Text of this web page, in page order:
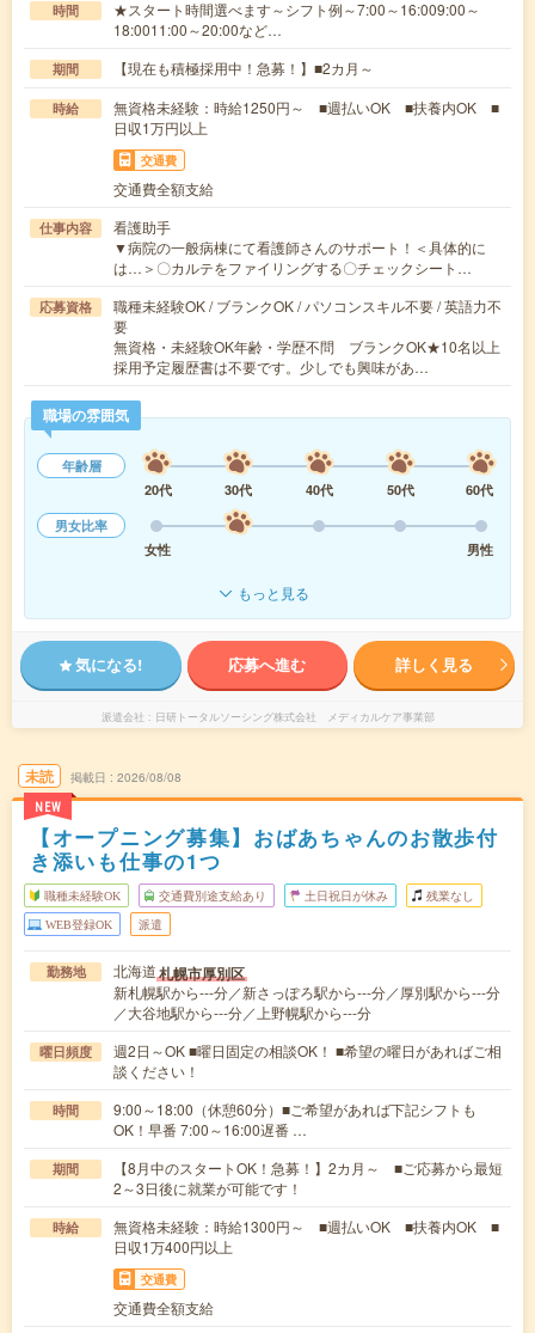
時間
★スタート時間選べます～シフト例～7:00～16:009:00～
18:0011:00～20:00など…
期間 【現在も積極採用中！急募！】■2カ月～
時給
無資格未経験：時給1250円～ ■週払いOK ■扶養内OK ■
日収1万円以上
交通費
交通費全額支給
仕事内容
看護助手
▼病院の一般病棟にて看護師さんのサポート！＜具体的に
は…＞〇カルテをファイリングする〇チェックシート…
応募資格
職種未経験OK / ブランクOK / パソコンスキル不要 / 英語力不
要
無資格・未経験OK年齢・学歴不問 ブランクOK★10名以上
採用予定履歴書は不要です。少しでも興味があ…
職場の雰囲気
年齢層
20代
30代 40代 50代
60代
男女比率
女性
男性
もっと見る
気になる! 応募へ進む 詳しく見る
派遣会社 日研トータルソーシング株式会社 メディカルケア事業部
未読
NEW
掲載日 2026/08/08
【オープニング募集】おばあちゃんのお散歩付
き添いも仕事の1つ
職種未経験OK 交通費別途支給あり 土日祝日が休み 残業なし
WEB登録OK 派遣
勤務地 北海道札幌市厚別区
新札幌駅から---分／新さっぽろ駅から---分／厚別駅から---分
／大谷地駅から---分／上野幌駅から---分
曜日頻度
週2日～OK ■曜日固定の相談OK！ ■希望の曜日があればご相
談ください！
時間
9:00～18:00（休憩60分）■ご希望があれば下記シフトも
OK！早番 7:00～16:00遅番 …
期間
【8月中のスタートOK！急募！】2カ月～ ■ご応募から最短
2～3日後に就業が可能です！
時給
無資格未経験：時給1300円～ ■週払いOK ■扶養内OK ■
日収1万400円以上
交通費
交通費全額支給